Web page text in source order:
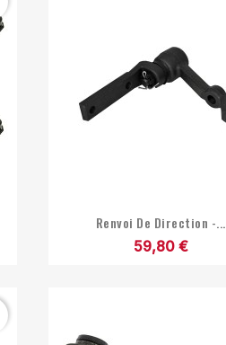
Aperçu rapide
Renvoi De Direction -...
59,80 €